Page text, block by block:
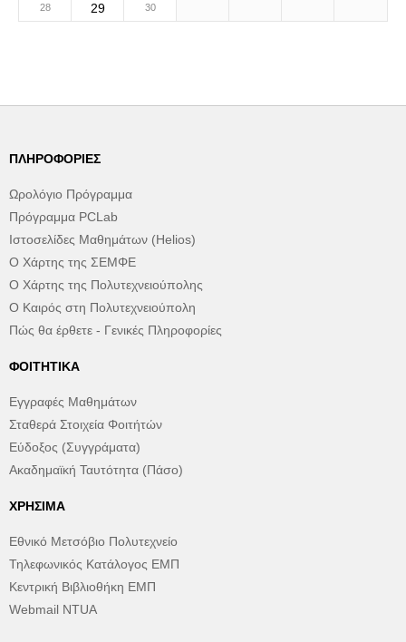
28 29 30
ΠΛΗΡΟΦΟΡΊΕΣ
Ωρολόγιο Πρόγραμμα
Πρόγραμμα PCLab
Ιστοσελίδες Μαθημάτων (Helios)
Ο Χάρτης της ΣΕΜΦΕ
Ο Χάρτης της Πολυτεχνειούπολης
Ο Καιρός στη Πολυτεχνειούπολη
Πώς θα έρθετε - Γενικές Πληροφορίες
ΦΟΙΤΗΤΙΚΆ
Εγγραφές Μαθημάτων
Σταθερά Στοιχεία Φοιτήτών
Εύδοξος (Συγγράματα)
Ακαδημαϊκή Ταυτότητα (Πάσο)
ΧΡΉΣΙΜΑ
Εθνικό Μετσόβιο Πολυτεχνείο
Τηλεφωνικός Κατάλογος ΕΜΠ
Κεντρική Βιβλιοθήκη ΕΜΠ
Webmail NTUA